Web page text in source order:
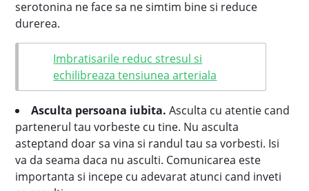
serotonina ne face sa ne simtim bine si reduce
durerea.
Imbratisarile reduc stresul si
echilibreaza tensiunea arteriala
Asculta persoana iubita. Asculta cu atentie cand
partenerul tau vorbeste cu tine. Nu asculta
asteptand doar sa vina si randul tau sa vorbesti. Isi
va da seama daca nu asculti. Comunicarea este
importanta si incepe cu adevarat atunci cand inveti